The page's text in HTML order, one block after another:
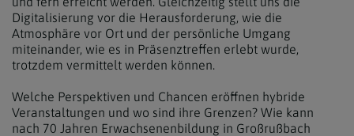
Digitalisierung vor die Herausforderung, wie die
Atmosphäre vor Ort und der persönliche Umgang
miteinander, wie es in Präsenztreffen erlebt wurde,
trotzdem vermittelt werden können.
Welche Perspektiven und Chancen eröffnen hybride
Veranstaltungen und wo sind ihre Grenzen? Wie kann
nach 70 Jahren Erwachsenenbildung in Großrußbach